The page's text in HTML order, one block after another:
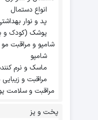
انواع دستمال
پد و نوار
پوشک (کودک و
شامپو و مراقبت مو
شامپو
ماسک و نرم
مراقبت و زیبایی
مراقبت و سلامت
پخت و پز